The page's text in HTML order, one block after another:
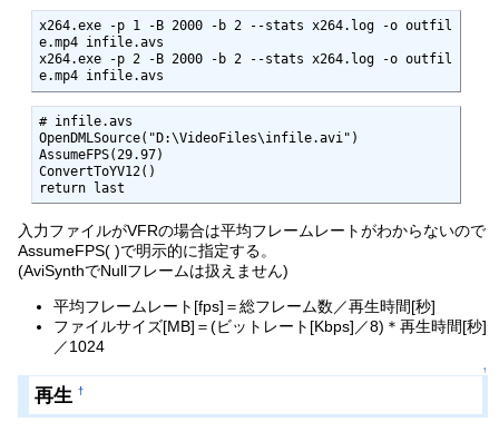
x264.exe -p 1 -B 2000 -b 2 --stats x264.log -o outfil
e.mp4 infile.avs
x264.exe -p 2 -B 2000 -b 2 --stats x264.log -o outfil
e.mp4 infile.avs
# infile.avs
OpenDMLSource("D:\VideoFiles\infile.avi")
AssumeFPS(29.97)
ConvertToYV12()
return last
入力ファイルがVFRの場合は平均フレームレートがわからないので
AssumeFPS( )で明示的に指定する。
(AviSynthでNullフレームは扱えません)
平均フレームレート[fps]＝総フレーム数／再生時間[秒]
ファイルサイズ[MB]＝(ビットレート[Kbps]／8)＊再生時間[秒]
／1024
↑
再生 †